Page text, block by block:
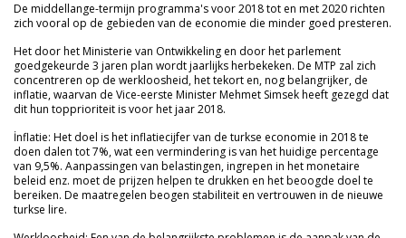
De middellange-termijn programma's voor 2018 tot en met 2020 richten
zich vooral op de gebieden van de economie die minder goed presteren.
Het door het Ministerie van Ontwikkeling en door het parlement
goedgekeurde 3 jaren plan wordt jaarlijks herbekeken. De MTP zal zich
concentreren op de werkloosheid, het tekort en, nog belangrijker, de
inflatie, waarvan de Vice-eerste Minister Mehmet Simsek heeft gezegd dat
dit hun topprioriteit is voor het jaar 2018.
İnflatie: Het doel is het inflatiecijfer van de turkse economie in 2018 te
doen dalen tot 7%, wat een vermindering is van het huidige percentage
van 9,5%. Aanpassingen van belastingen, ingrepen in het monetaire
beleid enz. moet de prijzen helpen te drukken en het beoogde doel te
bereiken. De maatregelen beogen stabiliteit en vertrouwen in de nieuwe
turkse lire.